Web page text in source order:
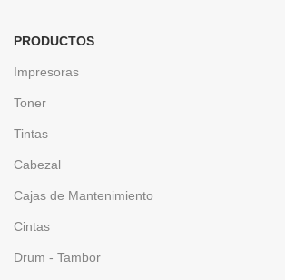
PRODUCTOS
Impresoras
Toner
Tintas
Cabezal
Cajas de Mantenimiento
Cintas
Drum - Tambor